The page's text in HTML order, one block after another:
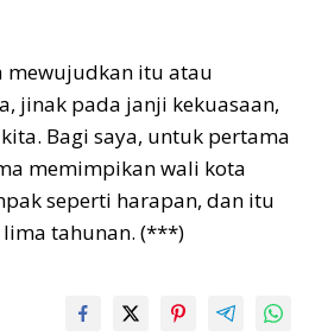
mewujudkan itu atau
jinak pada janji kekuasaan,
Bagi saya, untuk pertama
memimpikan wali kota
seperti harapan, dan itu
tahunan. (***)